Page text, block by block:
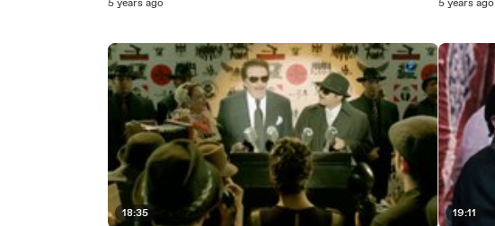
5 years ago
18:35
5 years ago
19:11